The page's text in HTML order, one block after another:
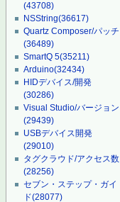
(43708)
NSString(36617)
Quartz Composer/パッチ
(36489)
SmartQ 5(35211)
Arduino(32434)
HIDデバイス/開発
(30286)
Visual Studio/バージョン
(29439)
USBデバイス開発
(29010)
タグクラウド/アクセス数
(28256)
セブン・ステップ・ガイ
ド(28077)